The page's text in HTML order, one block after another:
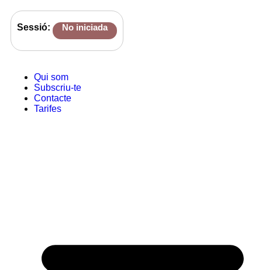
Sessió: No iniciada
Qui som
Subscriu-te
Contacte
Tarifes